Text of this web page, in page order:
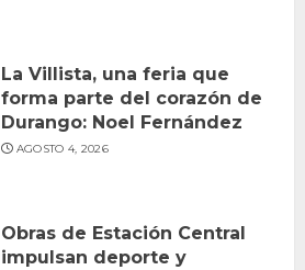
La Villista, una feria que
forma parte del corazón de
Durango: Noel Fernández
AGOSTO 4, 2026
Obras de Estación Central
impulsan deporte y